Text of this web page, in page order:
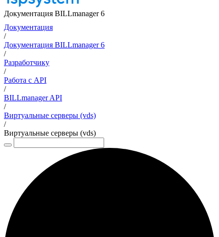
Документация BILLmanager 6
Документация
/
Документация BILLmanager 6
/
Разработчику
/
Работа с API
/
BILLmanager API
/
Виртуальные серверы (vds)
/
Виртуальные серверы (vds)